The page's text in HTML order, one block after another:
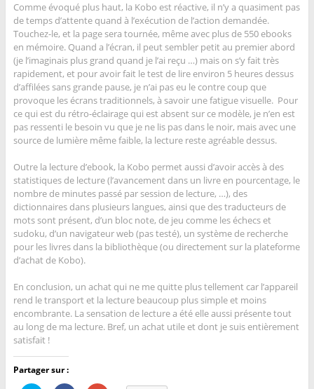
Comme évoqué plus haut, la Kobo est réactive, il n’y a quasiment pas
de temps d’attente quand à l’exécution de l’action demandée.
Touchez-le, et la page sera tournée, même avec plus de 550 ebooks
en mémoire. Quand a l’écran, il peut sembler petit au premier abord
(je l’imaginais plus grand quand je l’ai reçu …) mais on s’y fait très
rapidement, et pour avoir fait le test de lire environ 5 heures dessus
d’affilées sans grande pause, je n’ai pas eu le contre coup que
provoque les écrans traditionnels, à savoir une fatigue visuelle. Pour
ce qui est du rétro-éclairage qui est absent sur ce modèle, je n’en est
pas ressenti le besoin vu que je ne lis pas dans le noir, mais avec une
source de lumière même faible, la lecture reste agréable dessus.
Outre la lecture d’ebook, la Kobo permet aussi d’avoir accès à des
statistiques de lecture (l’avancement dans un livre en pourcentage, le
nombre de minutes passé par session de lecture, …), des
dictionnaires dans plusieurs langues, ainsi que des traducteurs de
mots sont présent, d’un bloc note, de jeu comme les échecs et
sudoku, d’un navigateur web (pas testé), un système de recherche
pour les livres dans la bibliothèque (ou directement sur la plateforme
d’achat de Kobo).
En conclusion, un achat qui ne me quitte plus tellement car l’appareil
rend le transport et la lecture beaucoup plus simple et moins
encombrante. La sensation de lecture a été elle aussi présente tout
au long de ma lecture. Bref, un achat utile et dont je suis entièrement
satisfait !
Partager sur :